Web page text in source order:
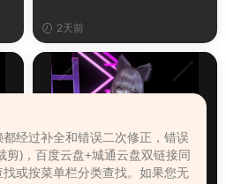
2天前
经过补全和错误二次修正，错误
剪)，百度云盘+城通云盘双链接同
或按菜单栏分类查找。如果您无